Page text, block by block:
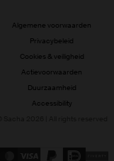
Algemene voorwaarden
Privacybeleid
Cookies & veiligheid
Actievoorwaarden
Duurzaamheid
Accessibility